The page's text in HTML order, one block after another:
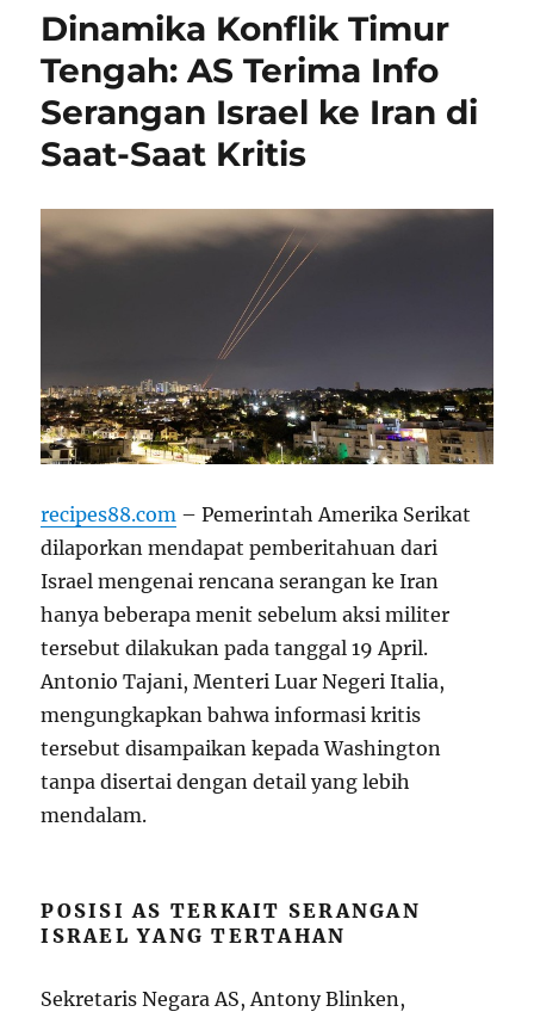
Dinamika Konflik Timur
Tengah: AS Terima Info
Serangan Israel ke Iran di
Saat-Saat Kritis
recipes88.com – Pemerintah Amerika Serikat
dilaporkan mendapat pemberitahuan dari
Israel mengenai rencana serangan ke Iran
hanya beberapa menit sebelum aksi militer
tersebut dilakukan pada tanggal 19 April.
Antonio Tajani, Menteri Luar Negeri Italia,
mengungkapkan bahwa informasi kritis
tersebut disampaikan kepada Washington
tanpa disertai dengan detail yang lebih
mendalam.
POSISI AS TERKAIT SERANGAN
ISRAEL YANG TERTAHAN
Sekretaris Negara AS, Antony Blinken,